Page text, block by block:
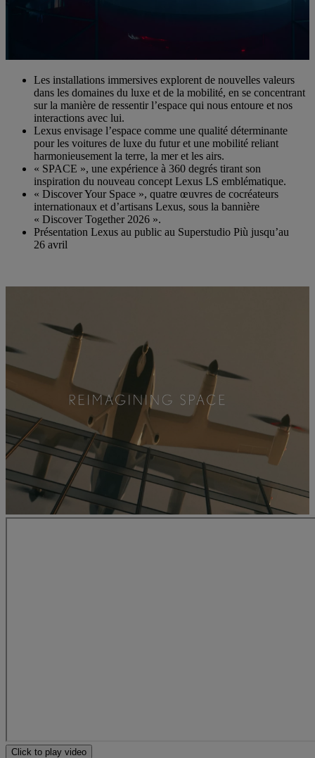
Les installations immersives explorent de nouvelles valeurs
dans les domaines du luxe et de la mobilité, en se concentrant
sur la manière de ressentir l’espace qui nous entoure et nos
interactions avec lui.
Lexus envisage l’espace comme une qualité déterminante
pour les voitures de luxe du futur et une mobilité reliant
harmonieusement la terre, la mer et les airs.
« SPACE », une expérience à 360 degrés tirant son
inspiration du nouveau concept Lexus LS emblématique.
« Discover Your Space », quatre œuvres de cocréateurs
internationaux et d’artisans Lexus, sous la bannière
« Discover Together 2026 ».
Présentation Lexus au public au Superstudio Più jusqu’au
26 avril
Click to play video